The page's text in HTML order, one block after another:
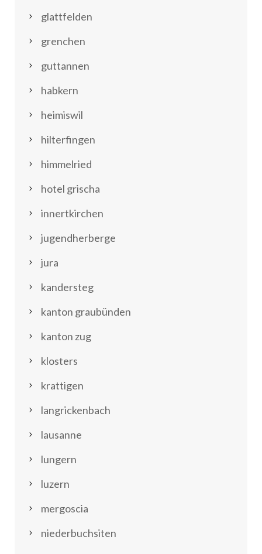
glattfelden
grenchen
guttannen
habkern
heimiswil
hilterfingen
himmelried
hotel grischa
innertkirchen
jugendherberge
jura
kandersteg
kanton graubünden
kanton zug
klosters
krattigen
langrickenbach
lausanne
lungern
luzern
mergoscia
niederbuchsiten